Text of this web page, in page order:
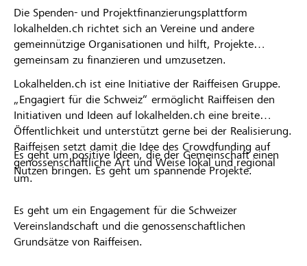
Die Spenden- und Projektfinanzierungsplattform
lokalhelden.ch richtet sich an Vereine und andere
gemeinnützige Organisationen und hilft, Projekte
gemeinsam zu finanzieren und umzusetzen.
Lokalhelden.ch ist eine Initiative der Raiffeisen Gruppe.
„Engagiert für die Schweiz“ ermöglicht Raiffeisen den
Initiativen und Ideen auf lokalhelden.ch eine breite
Öffentlichkeit und unterstützt gerne bei der Realisierung.
Raiffeisen setzt damit die Idee des Crowdfunding auf
genossenschaftliche Art und Weise lokal und regional
um.
Es geht um positive Ideen, die der Gemeinschaft einen
Nutzen bringen. Es geht um spannende Projekte.
Es geht um ein Engagement für die Schweizer
Vereinslandschaft und die genossenschaftlichen
Grundsätze von Raiffeisen.